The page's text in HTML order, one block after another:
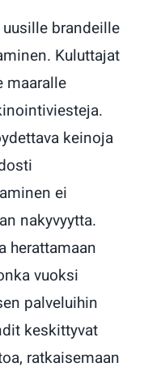
brandeille
Kuluttajat
maaralle
keinoja
ei
nakyvyytta.
herattamaan
vuoksi
palveluihin
keskittyvat
ratkaisemaan